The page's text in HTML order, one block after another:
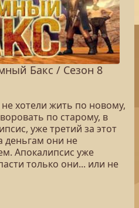
Бакс / Сезон 8
хотели жить по новому,
по старому, в
уже третий за этот
деньгам они не
Апокалипсис уже
только они... или не